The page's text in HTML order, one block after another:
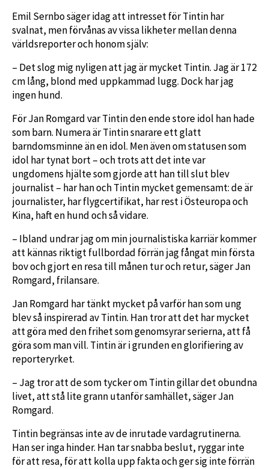
Emil Sernbo säger idag att intresset för Tintin har
svalnat, men förvånas av vissa likheter mellan denna
världsreporter och honom själv:
– Det slog mig nyligen att jag är mycket Tintin. Jag är 172
cm lång, blond med uppkammad lugg. Dock har jag
ingen hund.
För Jan Romgard var Tintin den ende store idol han hade
som barn. Numera är Tintin snarare ett glatt
barndomsminne än en idol. Men även om statusen som
idol har tynat bort – och trots att det inte var
ungdomens hjälte som gjorde att han till slut blev
journalist – har han och Tintin mycket gemensamt: de är
journalister, har flygcertifikat, har rest i Östeuropa och
Kina, haft en hund och så vidare.
– Ibland undrar jag om min journalistiska karriär kommer
att kännas riktigt fullbordad förrän jag fångat min första
bov och gjort en resa till månen tur och retur, säger Jan
Romgard, frilansare.
Jan Romgard har tänkt mycket på varför han som ung
blev så inspirerad av Tintin. Han tror att det har mycket
att göra med den frihet som genomsyrar serierna, att få
göra som man vill. Tintin är i grunden en glorifiering av
reporteryrket.
– Jag tror att de som tycker om Tintin gillar det obundna
livet, att stå lite grann utanför samhället, säger Jan
Romgard.
Tintin begränsas inte av de inrutade vardagrutinerna.
Han ser inga hinder. Han tar snabba beslut, ryggar inte
för att resa, för att kolla upp fakta och ger sig inte förrän